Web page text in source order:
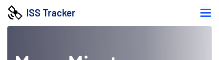
ISS Tracker